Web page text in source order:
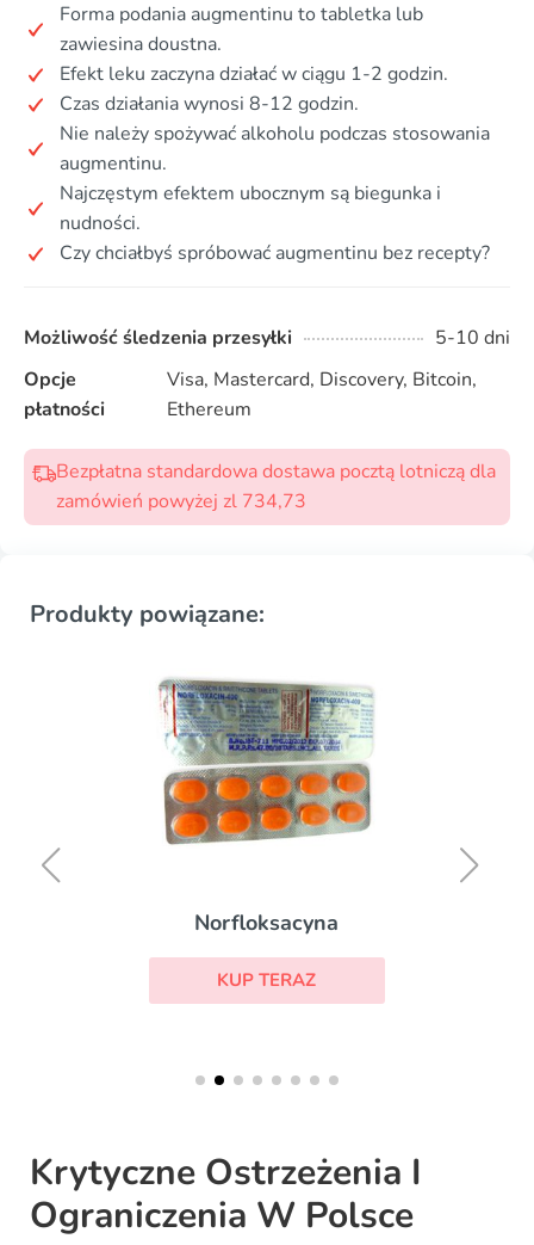
Forma podania augmentinu to tabletka lub
zawiesina doustna.
Efekt leku zaczyna działać w ciągu 1-2 godzin.
Czas działania wynosi 8-12 godzin.
Nie należy spożywać alkoholu podczas stosowania
augmentinu.
Najczęstym efektem ubocznym są biegunka i
nudności.
Czy chciałbyś spróbować augmentinu bez recepty?
Możliwość śledzenia przesyłki
5-10 dni
Opcje
płatności
Visa, Mastercard, Discovery, Bitcoin,
Ethereum
Bezpłatna standardowa dostawa pocztą lotniczą dla
zamówień powyżej zl 734,73
Produkty powiązane:
Norfloksacyna
KUP TERAZ
Krytyczne Ostrzeżenia I
Ograniczenia W Polsce